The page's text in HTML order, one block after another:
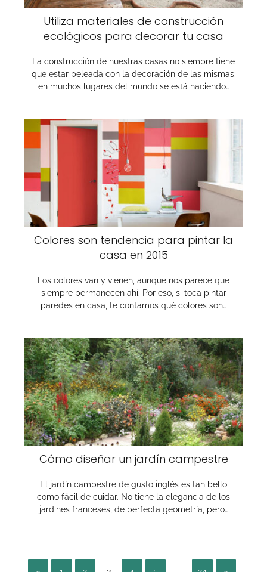
Utiliza materiales de construcción
ecológicos para decorar tu casa
La construcción de nuestras casas no siempre tiene
que estar peleada con la decoración de las mismas;
en muchos lugares del mundo se está haciendo…
Colores son tendencia para pintar la
casa en 2015
Los colores van y vienen, aunque nos parece que
siempre permanecen ahí. Por eso, si toca pintar
paredes en casa, te contamos qué colores son…
Cómo diseñar un jardín campestre
El jardín campestre de gusto inglés es tan bello
como fácil de cuidar. No tiene la elegancia de los
jardines franceses, de perfecta geometría, pero…